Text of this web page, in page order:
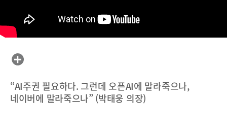
“AI주권 필요하다. 그런데 오픈AI에 말라죽으나,
네이버에 말라죽으나” (박태웅 의장)